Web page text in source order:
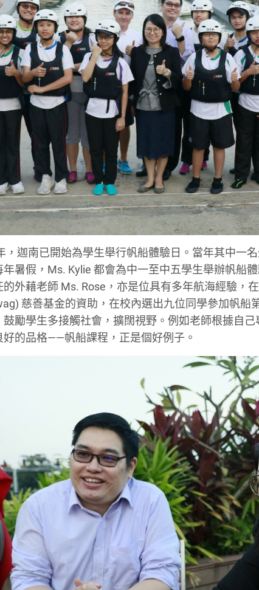
，迦南已開始為學生舉行帆船體驗日。當年其中一
暑假，Ms. Kylie 都會為中一至中五學生舉辦帆船
外藉老師 Ms. Rose，亦是位具有多年航海經驗，
慈善基金的資助，在校內選出九位同學參加帆船
勵學生多接觸社會，擴闊視野。例如老師根據自
的品格——帆船課程，正是個好例子。